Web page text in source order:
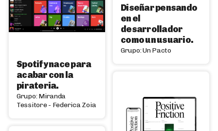
Diseñar pensando
en el
desarrollador
como un usuario.
Grupo: Un Pacto
Spotify nace para
acabar con la
pirateria.
Grupo: Miranda
Tessitore - Federica Zoia